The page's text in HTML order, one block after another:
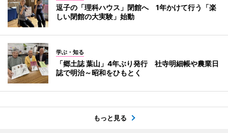
逗子の「理科ハウス」閉館へ 1年かけて行う「楽
しい閉館の大実験」始動
学ぶ・知る
「郷土誌 葉山」4年ぶり発行 社寺明細帳や農業日
誌で明治～昭和をひもとく
もっと見る